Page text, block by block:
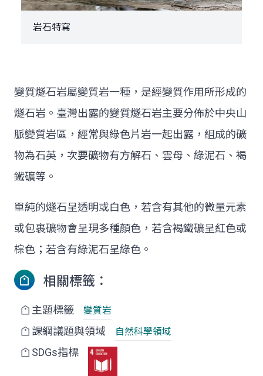
岩石特寫
變質燧石岩屬變質岩一種，是經變質作用所形成的
燧石岩。臺灣出露的變質燧石岩主要分佈於中央山
脈變質岩區，經常與綠色片岩一起出露，組成的礦
物為石英，次要礦物有方解石、雲母、綠泥石、褐
鐵礦等。
單純的燧石呈透明或白色，若含有其他的微量元素
或包裹礦物會呈現多種顏色，若含褐鐵礦呈紅色或
棕色；若含有綠泥石呈綠色。
相關標籤：
主題標籤 變質岩
課綱議題與領域 自然科學領域
SDGs指標